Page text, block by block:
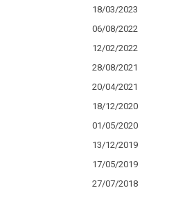
18/03/2023
06/08/2022
12/02/2022
28/08/2021
20/04/2021
18/12/2020
01/05/2020
13/12/2019
17/05/2019
27/07/2018